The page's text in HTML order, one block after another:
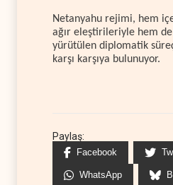
Netanyahu rejimi, hem
ağır eleştirileriyle hem
yürütülen diplomatik
karşı karşıya bulunuyor.
Paylaş:
Facebook
WhatsApp